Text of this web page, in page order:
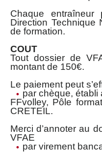
Chaque
Direction Technique
de formation.
COUT
Tout dossier de
montant de 150€.
Le paiement peut
par chèque, établi
FFvolley, Pôle
CRETEIL.
Merci d’annoter au
VFAE
par virement